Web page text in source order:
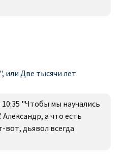
или Две тысячи лет
10:35 "Чтобы мы научались
а что есть
дьявол всегда